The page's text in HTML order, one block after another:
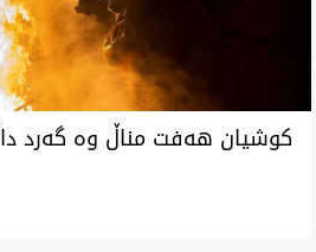
کوشیان هەفت مناڵ وە